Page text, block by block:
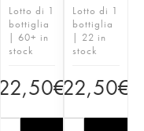
Lotto di 1
bottiglia
| 60+ in
stock
22,50€
Lotto di 1
bottiglia
| 22 in
stock
22,50€